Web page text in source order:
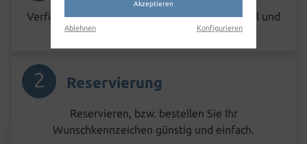
Verfügbarkeit Ihrer Wunschkombination schnell und
unkompliziert prüfen.
2 Reservierung
Reservieren, bzw. bestellen Sie Ihr
Wunschkennzeichen günstig und einfach.
Akzeptieren
Ablehnen Konfigurieren